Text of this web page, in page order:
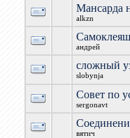
Мансарда
alkzn
андрей
сложный
slobynja
Совет по
sergonavt
вятич